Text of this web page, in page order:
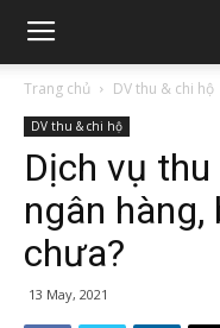
Trang chủ DV thu & chi hộ
DV thu & chi hộ
Dịch vụ
ngân hàng,
chưa?
13 May, 2021